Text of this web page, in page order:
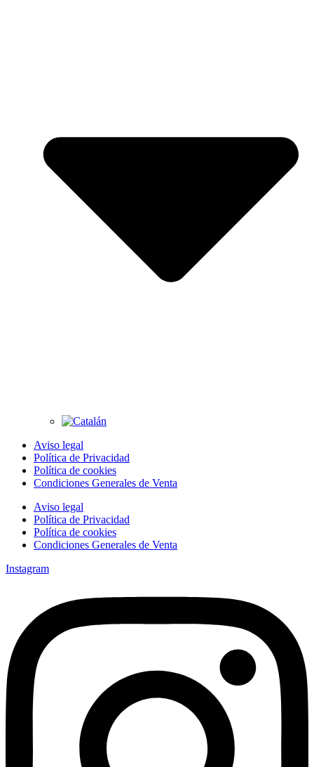
Aviso legal
Política de Privacidad
Política de cookies
Condiciones Generales de Venta
Aviso legal
Política de Privacidad
Política de cookies
Condiciones Generales de Venta
Instagram